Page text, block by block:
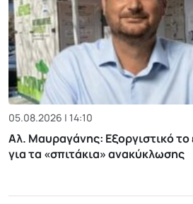
05.08.2026 | 14:10
Αλ. Μαυραγάνης: Εξοργιστικό
για τα «σπιτάκια» ανακύκλωσης